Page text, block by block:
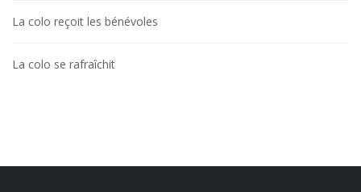
La colo reçoit les bénévoles
La colo se rafraîchit